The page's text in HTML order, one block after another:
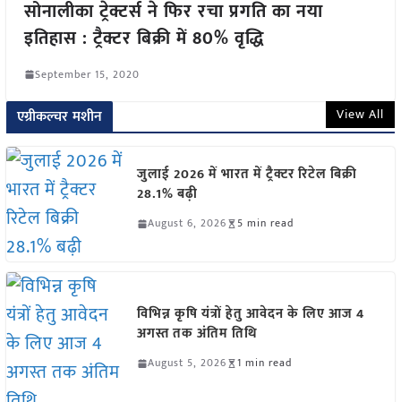
सोनालीका ट्रेक्टर्स ने फिर रचा प्रगति का नया
इतिहास : ट्रैक्टर बिक्री में 80% वृद्धि
September 15, 2020
एग्रीकल्चर मशीन View All
जुलाई 2026 में भारत में ट्रैक्टर रिटेल बिक्री
28.1% बढ़ी
August 6, 2026 5 min read
विभिन्न कृषि यंत्रों हेतु आवेदन के लिए आज 4
अगस्त तक अंतिम तिथि
August 5, 2026 1 min read